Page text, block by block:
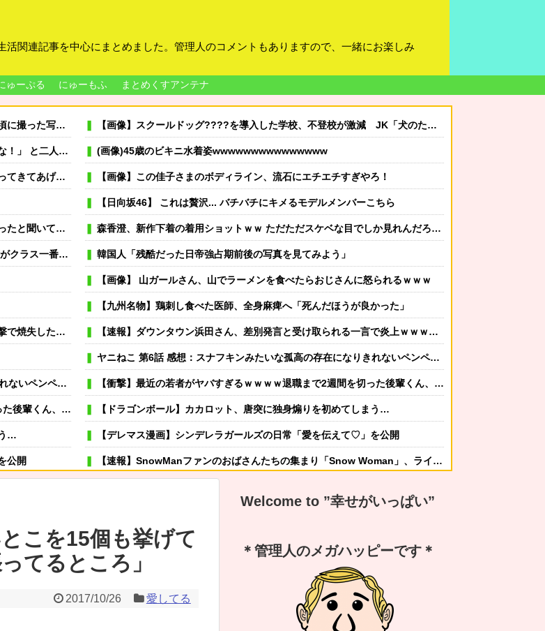
関連記事を中心にまとめました。管理人のコメントもありますので、一緒にお楽しみ
ゅーぷる にゅーもふ まとめくすアンテナ
写真があった
ウキしていた。
ゲームを買わされた
で通勤していた
はその鬱憤を全て姉にぶつけ…
ア当局が捜査！
ンペンねこ！
る…ヤバすぎる…
…
公開
クはこちらです…
ばいいんだ？
われブチギレ
【画像】スクールドッグ????を導入した学校、不登校が激減 JK「犬のために学校行きたくなる」
(画像)45歳のビキニ水着姿wwwwwwwwwwwwwww
【画像】この佳子さまのボディライン、流石にエチエチすぎやろ！
【日向坂46】 これは贅沢... バチバチにキメるモデルメンバーこちら
森香澄、新作下着の着用ショットｗｗ ただただスケベな目でしか見れんだろ！！
韓国人「残酷だった日帝強占期前後の写真を見てみよう」
【画像】 山ガールさん、山でラーメンを食べたらおじさんに怒られるｗｗｗ
【九州名物】鶏刺し食べた医師、全身麻痺へ「死んだほうが良かった」
【速報】ダウンタウン浜田さん、差別発言と受け取られる一言で炎上ｗｗｗｗｗｗ
ヤニねこ 第6話 感想：スナフキンみたいな孤高の存在になりきれないペンペンねこ！
【衝撃】最近の若者がヤバすぎるｗｗｗｗ退職まで2週間を切った後輩くん、やりたい放題する…ヤバすぎる…
【ドラゴンボール】カカロット、唐突に独身煽りを初めてしまう…
【デレマス漫画】シンデレラガールズの日常「愛を伝えて♡」を公開
【速報】SnowManファンのおばさんたちの集まり「Snow Woman」、ライブ開催決定！！（※動画あり）
薬剤師「なんでジェネリック嫌なんですか？ｗ 先発品と全く同じですよ？w」
虐待されて育った私にウトメ「子供を産んだらご両親への感謝の気持ちも湧いてきたでしょ。いい加減に意地貼るの止めて仲直りしなさい 」【中編】
嫁が風呂入ってる間に子供と寝室に行って俺だけ寝落ちしたら嫁から「子供あんなに泣いてたのによく寝てられんな…」って恨み節がメッセージで来てた
こを15個も挙げて
てるところ」
2017/10/26 愛してる
Welcome to ”幸せがいっぱい”
＊管理人のメガハッピーです＊